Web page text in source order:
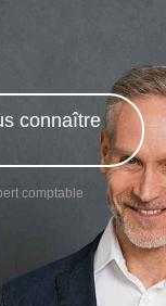
connaître
comptable